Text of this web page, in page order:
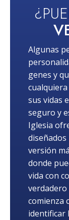
Algunas
genes y
sus vidas
seguro y
Iglesia
versión
donde
vida con
verdadero
comienza
identificar